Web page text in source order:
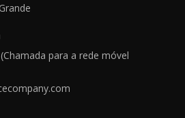
para a rede móvel